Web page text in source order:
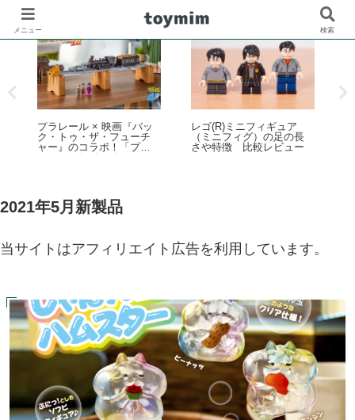
レゴ(R)ワンピースより
Netflix シリーズ実写版
「ONE PIECE」シーズン
2をモチーフとした新製品
「シルバニアファミリ
ー」くじがファミリーマ
ートで2026年夏に登場！
2021年5月新製品
当サイトはアフィリエイト広告を利用しています。
メニュー 検索